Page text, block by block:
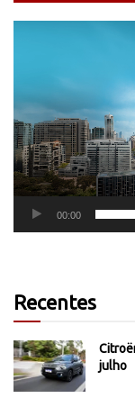
00:00
Recentes
julho